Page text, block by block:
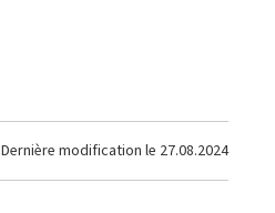
Dernière modification le 27.08.2024